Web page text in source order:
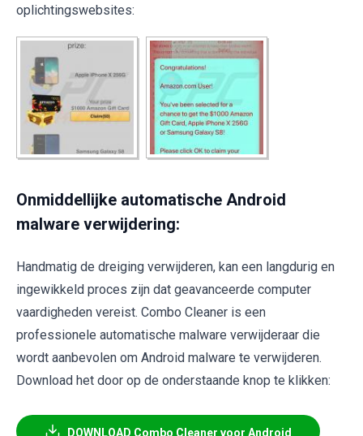
oplichtingswebsites:
Onmiddellijke automatische Android
malware verwijdering:
Handmatig de dreiging verwijderen, kan een langdurig en
ingewikkeld proces zijn dat geavanceerde computer
vaardigheden vereist. Combo Cleaner is een
professionele automatische malware verwijderaar die
wordt aanbevolen om Android malware te verwijderen.
Download het door op de onderstaande knop te klikken:
DOWNLOAD Combo Cleaner voor Android